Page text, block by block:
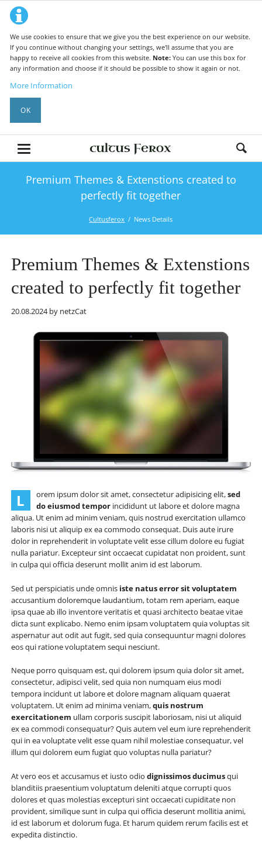
We use cookies to ensure that we give you the best experience on our website.
If you continue without changing your settings, we'll assume that you are
happy to receive all cookies from this website. Note:You can use this box for
any information and choose if it should be possible to show it again or not.
More Information
OK
Premium Themes & Extenstions created to
perfectly fit together
Cultusferox News Details
Premium Themes & Extenstions
created to perfectly fit together
20.08.2024by netzCat
L orem ipsum dolor sit amet, consectetur adipisicing elit,sed
do eiusmod tempor incididunt ut labore et dolore magna
aliqua. Ut enim ad minim veniam, quis nostrud exercitation ullamco
laboris nisi ut aliquip ex ea commodo consequat. Duis aute irure
dolor in reprehenderit in voluptate velit esse cillum dolore eu fugiat
nulla pariatur. Excepteur sint occaecat cupidatat non proident, sunt
in culpa qui officia deserunt mollit anim id est laborum.
Sed ut perspiciatis unde omnis iste natus error sit voluptatem
accusantium doloremque laudantium, totam rem aperiam, eaque
ipsa quae ab illo inventore veritatis et quasi architecto beatae vitae
dicta sunt explicabo. Nemo enim ipsam voluptatem quia voluptas sit
aspernatur aut odit aut fugit, sed quia consequuntur magni dolores
eos qui ratione voluptatem sequi nesciunt.
Neque porro quisquam est, qui dolorem ipsum quia dolor sit amet,
consectetur, adipisci velit, sed quia non numquam eius modi
tempora incidunt ut labore et dolore magnam aliquam quaerat
voluptatem. Ut enim ad minima veniam,quis nostrum
exercitationem ullam corporis suscipit laboriosam, nisi ut aliquid
ex ea commodi consequatur? Quis autem vel eum iure reprehenderit
qui in ea voluptate velit esse quam nihil molestiae consequatur, vel
illum qui dolorem eum fugiat quo voluptas nulla pariatur?
At vero eos et accusamus et iusto odio dignissimos ducimusqui
blanditiis praesentium voluptatum deleniti atque corrupti quos
dolores et quas molestias excepturi sint occaecati cupiditate non
provident, similique sunt in culpa qui officia deserunt mollitia animi,
id est laborum et dolorum fuga. Et harum quidem rerum facilis est et
expedita distinctio.